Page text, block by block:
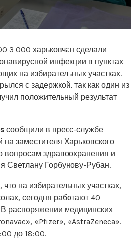
3 000 харьковчан сделали
инфекции в пунктах
на избирательных участках.
с задержкой, так как один из
положительный результат
сообщили в пресс-службе
на заместителя Харьковского
вопросам здравоохранения и
Светлану Горбунову-Рубан.
на избирательных участках,
сегодня работают 40
В распоряжении медицинских
«Pfizer», «AstraZeneca».
до 18:00.